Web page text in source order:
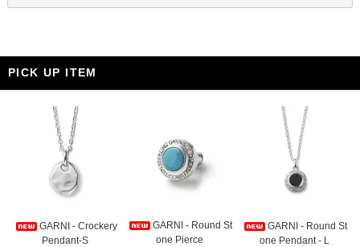
PICK UP ITEM
GARNI - Crockery
Pendant-S
GARNI - Round St
one Pierce
GARNI - Round St
one Pendant - L